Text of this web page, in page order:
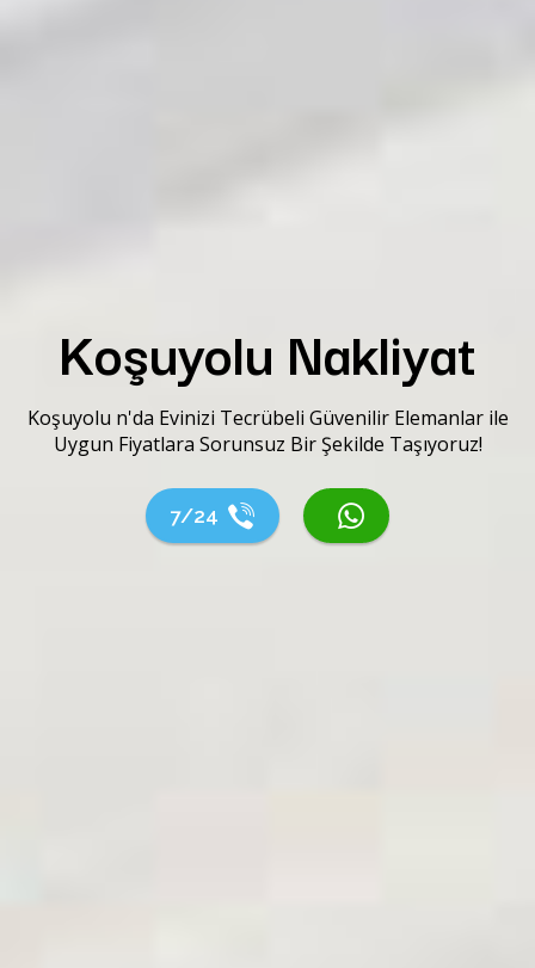
Koşuyolu Nakliyat
Koşuyolu n'da Evinizi Tecrübeli Güvenilir Elemanlar ile
Uygun Fiyatlara Sorunsuz Bir Şekilde Taşıyoruz!
7/24